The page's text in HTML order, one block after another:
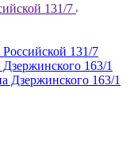
131/7
131/7
163/1
Дзержинского 163/1